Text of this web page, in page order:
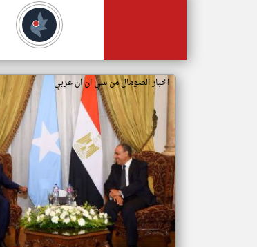
اخبار الصومال من سي ان ان عربي